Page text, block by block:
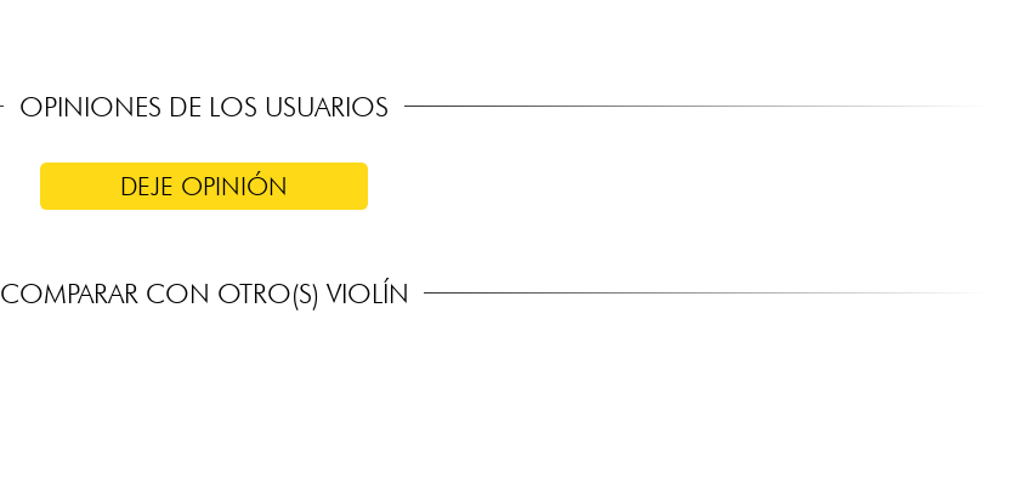
OPINIONES DE LOS USUARIOS
DEJE OPINIÓN
COMPARAR CON OTRO(S) VIOLÍN